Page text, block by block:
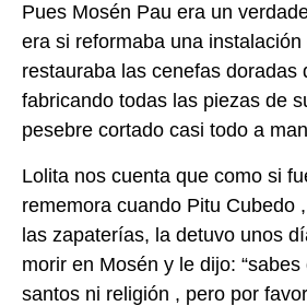
Pues Mosén Pau era un
era si reformaba una instalación
restauraba las cenefas doradas
fabricando todas las piezas de
pesebre cortado casi todo a
Lolita nos cuenta que como si
rememora cuando Pitu Cubedo
las zapaterías, la detuvo unos
morir en Mosén y le dijo:
santos ni religión , pero por